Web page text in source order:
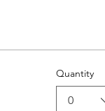
Quantity
0